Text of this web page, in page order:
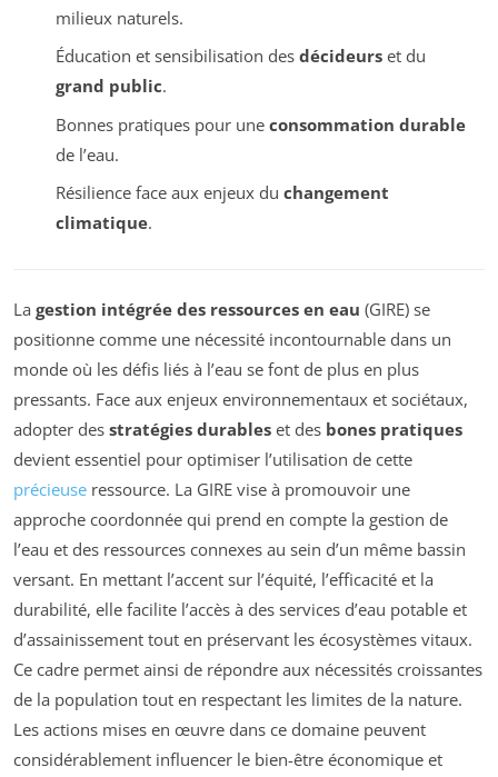
milieux naturels.
Éducation et sensibilisation des décideurset du
grand public.
Bonnes pratiques pour une consommation durable
de l’eau.
Résilience face aux enjeux du changement
climatique.
La gestion intégrée des ressources en eau (GIRE) se
positionne comme une nécessité incontournable dans un
monde où les défis liés à l’eau se font de plus en plus
pressants. Face aux enjeux environnementaux et sociétaux,
adopter des stratégies durables et des bones pratiques
devient essentiel pour optimiser l’utilisation de cette
précieuse ressource. La GIRE vise à promouvoir une
approche coordonnée qui prend en compte la gestion de
l’eau et des ressources connexes au sein d’un même bassin
versant. En mettant l’accent sur l’équité, l’efficacité et la
durabilité, elle facilite l’accès à des services d’eau potable et
d’assainissement tout en préservant les écosystèmes vitaux.
Ce cadre permet ainsi de répondre aux nécessités croissantes
de la population tout en respectant les limites de la nature.
Les actions mises en œuvre dans ce domaine peuvent
considérablement influencer le bien-être économique et